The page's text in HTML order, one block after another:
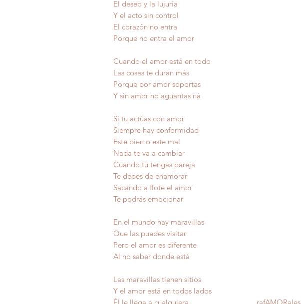
El deseo y la lujuria
Y el acto sin control
El corazón no entra
Porque no entra el amor
Cuando el amor está en todo
Las cosas te duran más
Porque por amor soportas
Y sin amor no aguantas ná
Si tu actúas con amor
Siempre hay conformidad
Este bien o este mal
Nada te va a cambiar
Cuando tu tengas pareja
Te debes de enamorar
Sacando a flote el amor
Te podrás emocionar
En el mundo hay maravillas
Que las puedes visitar
Pero el amor es diferente
Al no saber donde está
Las maravillas tienen sitios
Y el amor está en todos lados